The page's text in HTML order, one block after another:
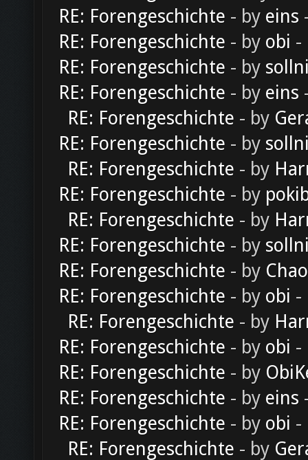
RE: Forengeschichte - by eins
RE: Forengeschichte - by obi -
RE: Forengeschichte - by
RE: Forengeschichte - by eins
RE: Forengeschichte - by
RE: Forengeschichte - by
RE: Forengeschichte - by
RE: Forengeschichte - by
RE: Forengeschichte - by
RE: Forengeschichte - by
RE: Forengeschichte - by
RE: Forengeschichte - by obi -
RE: Forengeschichte - by
RE: Forengeschichte - by obi -
RE: Forengeschichte - by
RE: Forengeschichte - by eins
RE: Forengeschichte - by obi -
RE: Forengeschichte - by